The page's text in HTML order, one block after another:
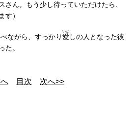
さん。もう少し待っていただけたら、
す）
ながら、すっかり愛
いと
しの人となった彼
た。
目次 次へ>>